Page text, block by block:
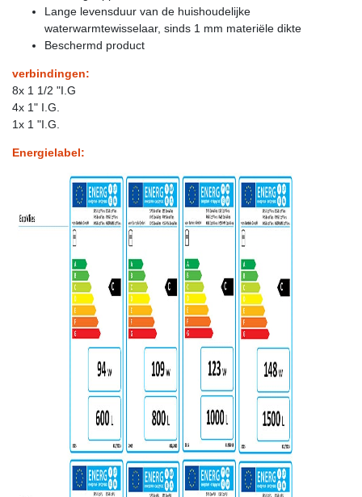
Lange levensduur van de huishoudelijke
waterwarmtewisselaar, sinds 1 mm materiële dikte
Beschermd product
verbindingen:
8x 1 1/2 "I.G
4x 1" I.G.
1x 1 "I.G.
Energielabel: